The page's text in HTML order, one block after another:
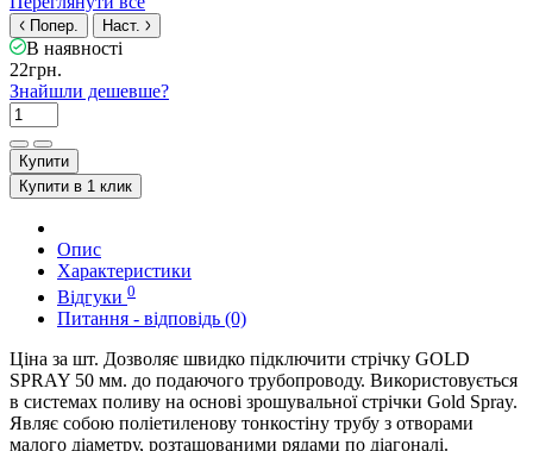
Попер. Наст.
В наявності
22грн.
Знайшли дешевше?
Купити
Купити в 1 клик
Опис
Характеристики
Відгуки 0
Питання - відповідь (0)
Ціна за шт. Дозволяє швидко підключити стрічку GOLD
SPRAY 50 мм. до подаючого трубопроводу. Використовується
в системах поливу на основі зрошувальної стрічки Gold Spray.
Являє собою поліетиленову тонкостіну трубу з отворами
малого діаметру, розташованими рядами по діагоналі.